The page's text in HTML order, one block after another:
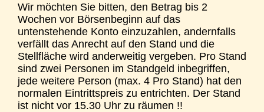
Wir möchten Sie bitten, den Betrag bis 2
Wochen vor Börsenbeginn auf das
untenstehende Konto einzuzahlen, andernfalls
verfällt das Anrecht auf den Stand und die
Stellfläche wird anderweitig vergeben. Pro Stand
sind zwei Personen im Standgeld inbegriffen,
jede weitere Person (max. 4 Pro Stand) hat den
normalen Eintrittspreis zu entrichten. Der Stand
ist nicht vor 15.30 Uhr zu räumen !!